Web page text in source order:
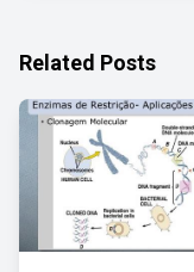
Related Posts